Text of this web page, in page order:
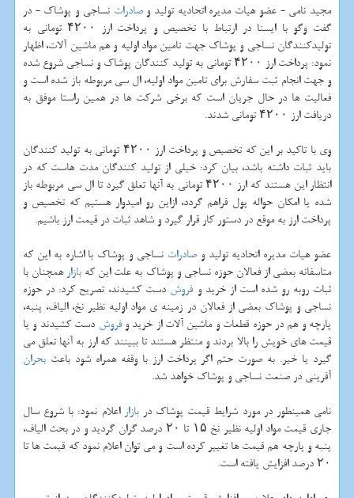
مجید نامی - عضو هیات مدیره اتحادیه تولید وصادرات نساجی و پوشاك - در
گفت وگو با ایسنا در ارتباط با تخصیص و پرداخت ارز ۴۲۰۰ تومانی به
تولیدكنندگان نساجی و پوشاك جهت تامین مواد اولیه و هم ماشین آلات، اظهار
نمود: پرداخت ارز ۴۲۰۰ تومانی به تولید كنندگان پوشاك و نساجی شروع شده
و جهت انجام ثبت سفارش برای تامین مواد اولیه، ال سی مربوطه باز شده است و
فعالیت ها در حال جریان است كه برخی شركت ها در همین راستا موفق به
دریافت ارز ۴۲۰۰ تومانی شدند.
وی با تاكید بر این كه تخصیص و پرداخت ارز ۴۲۰۰ تومانی به تولید كنندگان
باید ثبات داشته باشد، بیان كرد: خیلی از تولید كنندگان مدت هاست كه در
انتظار این هستند كه ارز ۴۲۰۰ تومانی به آنها تعلق گیرد تا ال سی مربوطه باز
شده یا امكان حواله پول فراهم گردد، ازاین رو امیدوار هستیم كه تخصیص و
پرداخت ارز به موقع در دستور كار قرار گیرد و شاهد ثبات در قیمت ارز باشیم.
عضو هیات مدیره اتحادیه تولید وصادرات نساجی و پوشاك با اشاره به این كه
متاسفانه بعضی از فعالان حوزه نساجی و پوشاك به علت این كه بازار همچنان با
ثبات روبه رو شده است از خرید و فروش دست كشیدند، تصریح كرد: در حوزه
نساجی و پوشاك بعضی از فعالان در زمینه ی مواد اولیه نظیر نخ، الیاف، پنبه،
پارچه و هم در حوزه قطعات و ماشین آلات از خرید وفروش دست كشیدند و یا
قیمت های خویش را بالا بردند و منتظر هستند تا ببینند كه ارز به آنها تعلق می
گیرد یا خیر. به صورت حتم اگر پرداخت ارز با وقفه همراه شود باعث بحران
آفرینی در صنعت نساجی و پوشاك خواهد شد.
نامی همینطور در مورد شرایط قیمت پوشاك دربازار اعلام نمود: با شروع سال
جاری قیمت مواد اولیه نظیر نخ ۱۵ تا ۲۰ درصد گران گردید و در بحث الیاف،
پنبه و پارچه هم قیمت ها تغییر كرده است و می توان اعلام نمود كه قیمت ها تا
۲۰ درصد افزایش یافته است.